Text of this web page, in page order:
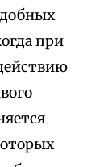
при